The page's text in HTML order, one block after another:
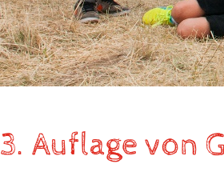
3. Auflage von